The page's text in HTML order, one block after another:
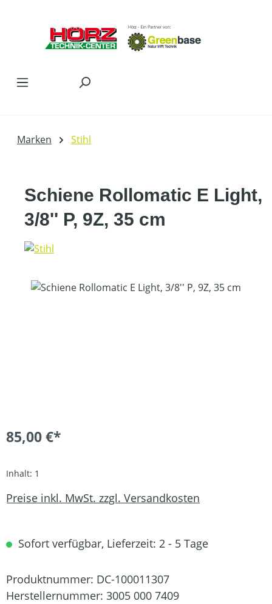
Marken Stihl
Schiene Rollomatic E Light,
3/8'' P, 9Z, 35 cm
Bildergalerie überspringen
85,00 €*
Inhalt: 1
Preise inkl. MwSt. zzgl. Versandkosten
Sofort verfügbar, Lieferzeit: 2 - 5 Tage
Produktnummer: DC-100011307
Herstellernummer: 3005 000 7409